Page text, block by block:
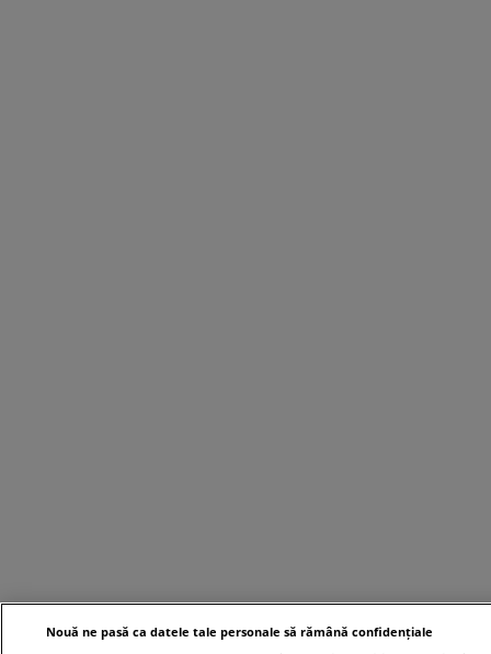
Nouă ne pasă ca datele tale personale să rămână confidențiale